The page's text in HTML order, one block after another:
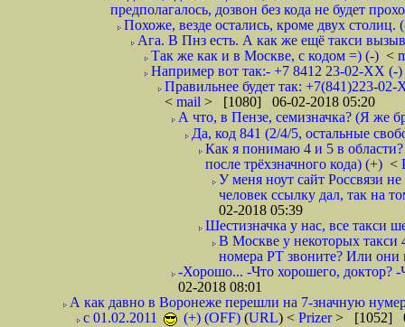
предполагалось, дозвон без кода не будет
Похоже, везде остались, кроме двух
Ага. В Пнз есть. А как же ещё такси
Так же как и в Москве, с кодом =) (-) <
Например вот так:- +7 8412 23-02-ХХ (-
Правильнее будет так: +7(841)223-
< mail > [1080] 06-02-2018 05:20
А что, в Пензе, семизначка? (Я же
Да, код 841 (2/4/5, остальные
Как я понимаю 4 и 5 в
после трёхзначного кода) (+) <
У меня ноут сайт Россвязи
человек ссылку дал, так на
02-2018 05:39
Шестизначка у нас, все такси
В Москве у некоторых такси
номера РТ звоните? Или они
-Хорошо... -Что хорошего, доктор?
02-2018 08:01
А как давно в Воронеже перешли на 7-значную
с 01.02.2011
(+) (OFF) (URL) < Prizer> [1052]